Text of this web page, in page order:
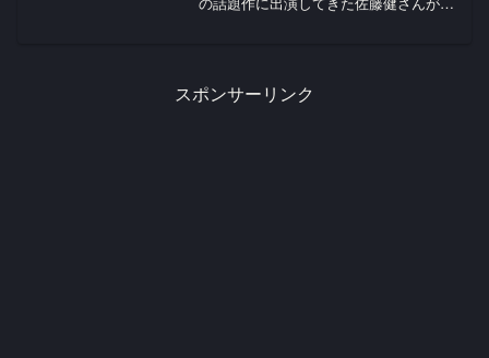
スポンサーリンク